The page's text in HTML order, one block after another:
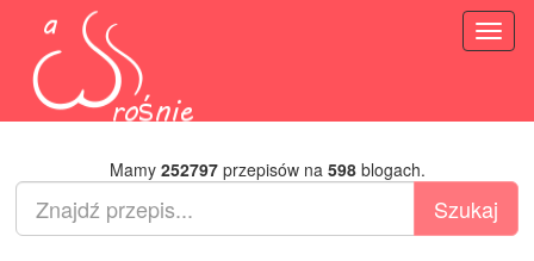
Mamy 252797przepisów na 598blogach.